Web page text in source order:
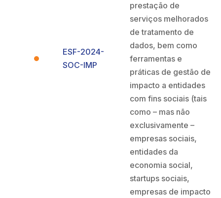
ESF-2024-
SOC-IMP
prestação de
serviços melhorados
de tratamento de
dados, bem como
ferramentas e
práticas de gestão de
impacto a entidades
com fins sociais (tais
como – mas não
exclusivamente –
empresas sociais,
entidades da
economia social,
startups sociais,
empresas de impacto